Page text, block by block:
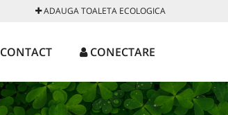
ADAUGA TOALETA ECOLOGICA
CONTACT CONECTARE